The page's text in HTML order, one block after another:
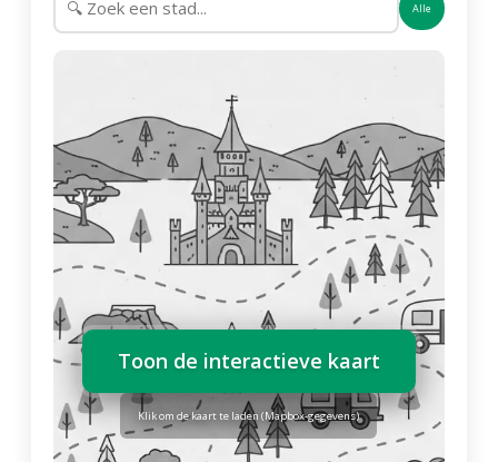
Alle
Toon de interactieve kaart
Klik om de kaart te laden (Mapbox-gegevens)